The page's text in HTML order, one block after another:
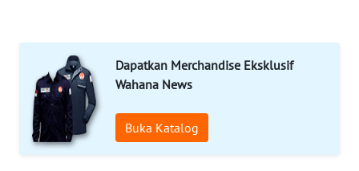
Dapatkan Merchandise Eksklusif
Wahana News
Buka Katalog
LKKI
KOPEKLIN